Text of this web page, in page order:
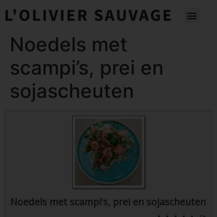
Noedels met
scampi’s, prei en
sojascheuten
Noedels met scampi's, prei en sojascheuten